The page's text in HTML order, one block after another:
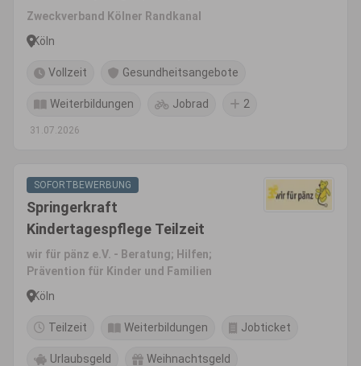
Zweckverband Kölner Randkanal
Köln
Vollzeit Gesundheitsangebote
Weiterbildungen Jobrad 2
31.07.2026
SOFORTBEWERBUNG
Springerkraft
Kindertagespflege Teilzeit
wir für pänz e.V. - Beratung; Hilfen;
Prävention für Kinder und Familien
Köln
Teilzeit Weiterbildungen Jobticket
Urlaubsgeld Weihnachtsgeld